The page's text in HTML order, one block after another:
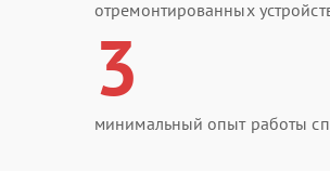
отремонтированных
3
минимальный опыт работы